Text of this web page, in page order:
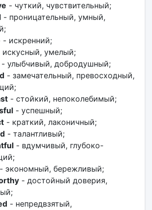
- чуткий, чувствительный;
- проницательный, умный,
- искренний;
умелый;
улыбчивый, добродушный;
- замечательный, превосходный,
- стойкий, непоколебимый;
- успешный;
- краткий, лаконичный;
- талантливый;
- вдумчивый, глубоко-
экономный, бережливый;
- достойный доверия,
- непредвзятый,